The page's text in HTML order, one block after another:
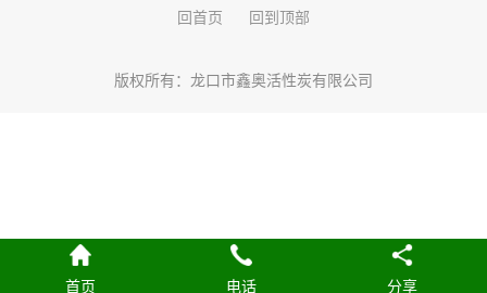
回首页 回到顶部
版权所有： 龙口市鑫奥活性炭有限公司
首页 电话 分享